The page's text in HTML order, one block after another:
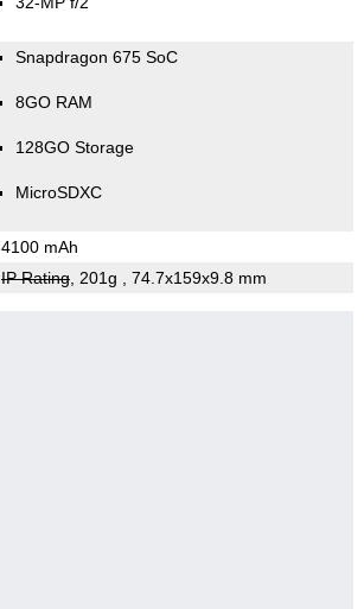
Snapdragon 675 SoC
8GO RAM
128GO Storage
MicroSDXC
4100 mAh
IP Rating, 201g , 74.7x159x9.8 mm